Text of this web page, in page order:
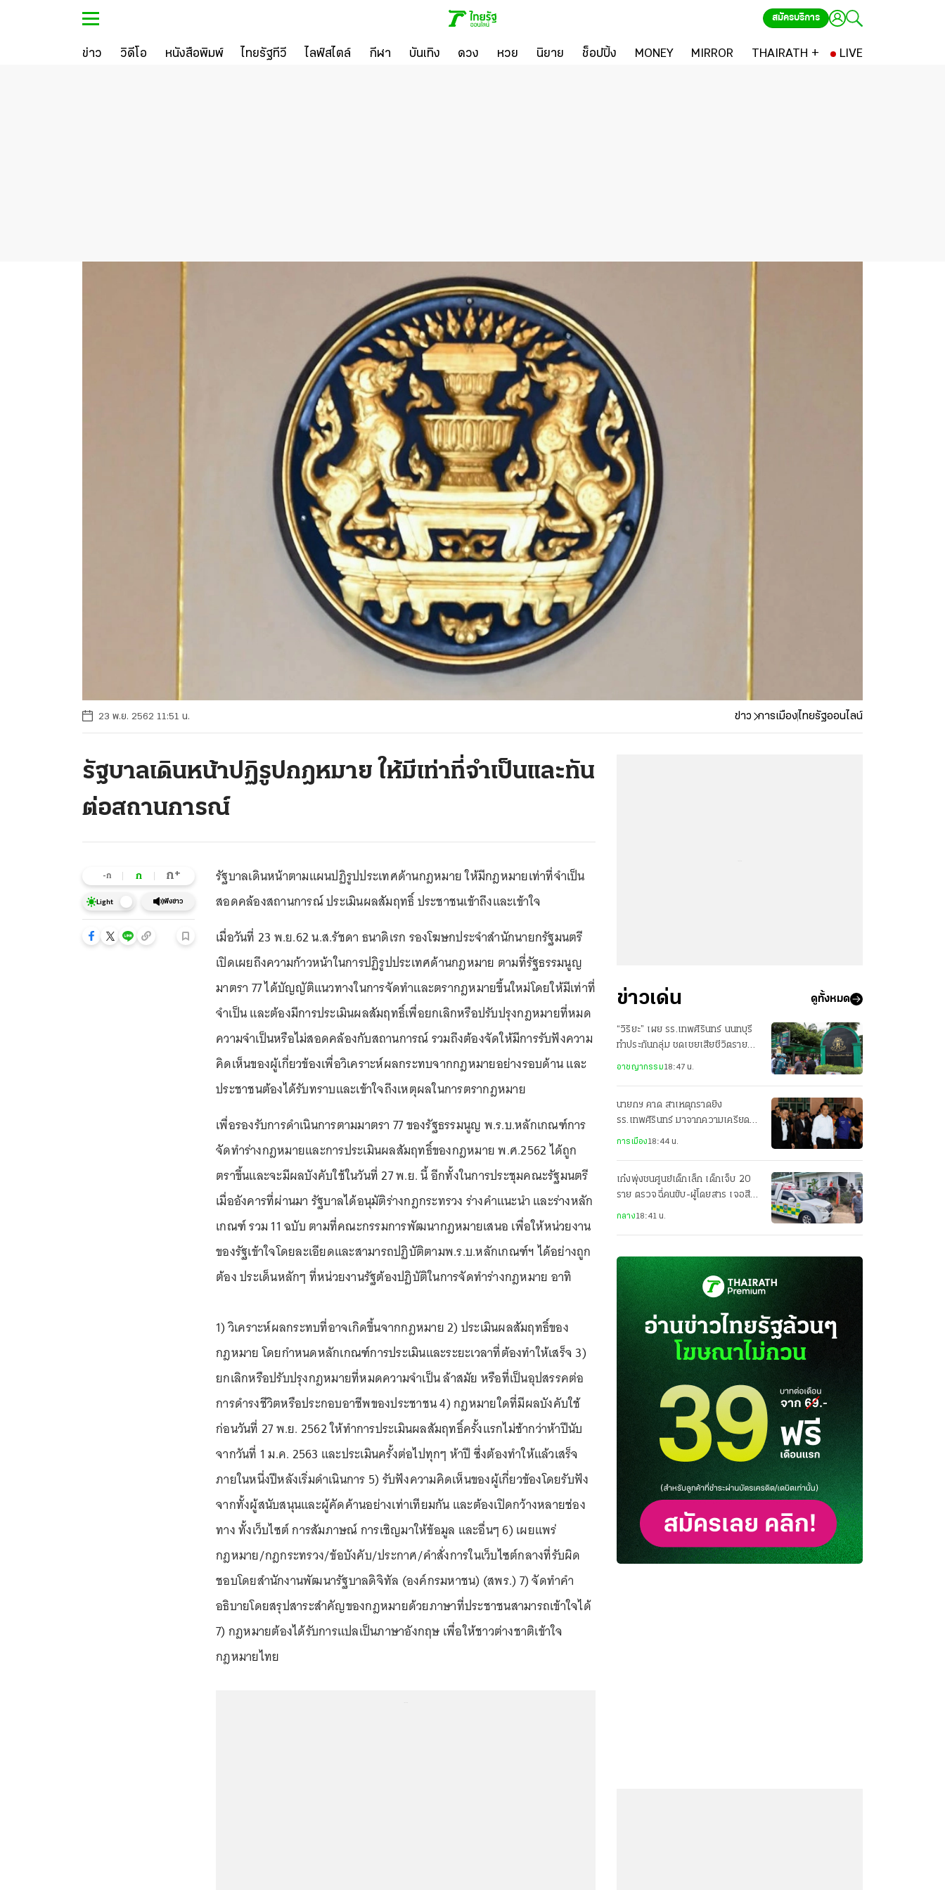
สมัครบริการ
ข่าว วิดีโอ หนังสือพิมพ์ ไทยรัฐทีวี ไลฟ์สไตล์ กีฬา บันเทิง ดวง หวย นิยาย ช็อปปิ้ง MONEY MIRROR THAIRATH + LIVE
23 พ.ย. 2562 11:51 น. ข่าว การเมืองไทยรัฐออนไลน์
รัฐบาลเดินหน้าปฏิรูปกฎหมาย ให้มีเท่าที่จำเป็นและทัน
ต่อสถานการณ์
-ก ก ก+
Light ฟังข่าว
รัฐบาลเดินหน้าตามแผนปฏิรูปประเทศด้านกฎหมาย ให้มีกฎหมายเท่าที่จำเป็น
สอดคล้องสถานการณ์ ประเมินผลสัมฤทธิ์ ประชาชนเข้าถึงและเข้าใจ
เมื่อวันที่ 23 พ.ย.62 น.ส.รัชดา ธนาดิเรก รองโฆษกประจำสำนักนายกรัฐมนตรี
เปิดเผยถึงความก้าวหน้าในการปฏิรูปประเทศด้านกฎหมาย ตามที่รัฐธรรมนูญ
มาตรา 77 ได้บัญญัติแนวทางในการจัดทำและตรากฎหมายขึ้นใหม่โดยให้มีเท่าที่
จำเป็น และต้องมีการประเมินผลสัมฤทธิ์เพื่อยกเลิกหรือปรับปรุงกฎหมายที่หมด
ความจำเป็นหรือไม่สอดคล้องกับสถานการณ์ รวมถึงต้องจัดให้มีการรับฟังความ
คิดเห็นของผู้เกี่ยวข้องเพื่อวิเคราะห์ผลกระทบจากกฎหมายอย่างรอบด้าน และ
ประชาชนต้องได้รับทราบและเข้าใจถึงเหตุผลในการตรากฎหมาย
เพื่อรองรับการดำเนินการตามมาตรา 77 ของรัฐธรรมนูญ พ.ร.บ.หลักเกณฑ์การ
จัดทำร่างกฎหมายและการประเมินผลสัมฤทธิ์ของกฎหมาย พ.ศ.2562 ได้ถูก
ตราขึ้นและจะมีผลบังคับใช้ในวันที่ 27 พ.ย. นี้ อีกทั้งในการประชุมคณะรัฐมนตรี
เมื่ออังคารที่ผ่านมา รัฐบาลได้อนุมัติร่างกฎกระทรวง ร่างคำแนะนำ และร่างหลัก
เกณฑ์ รวม 11 ฉบับ ตามที่คณะกรรมการพัฒนากฎหมายเสนอ เพื่อให้หน่วยงาน
ของรัฐเข้าใจโดยละเอียดและสามารถปฏิบัติตามพ.ร.บ.หลักเกณฑ์ฯ ได้อย่างถูก
ต้อง ประเด็นหลักๆ ที่หน่วยงานรัฐต้องปฏิบัติในการจัดทำร่างกฎหมาย อาทิ
1) วิเคราะห์ผลกระทบที่อาจเกิดขึ้นจากกฎหมาย 2) ประเมินผลสัมฤทธิ์ของ
กฎหมาย โดยกำหนดหลักเกณฑ์การประเมินและระยะเวลาที่ต้องทำให้เสร็จ 3)
ยกเลิกหรือปรับปรุงกฎหมายที่หมดความจำเป็น ล้าสมัย หรือที่เป็นอุปสรรคต่อ
การดำรงชีวิตหรือประกอบอาชีพของประชาชน 4) กฎหมายใดที่มีผลบังคับใช้
ก่อนวันที่ 27 พ.ย. 2562 ให้ทำการประเมินผลสัมฤทธิ์ครั้งแรกไม่ช้ากว่าห้าปีนับ
จากวันที่ 1 ม.ค. 2563 และประเมินครั้งต่อไปทุกๆ ห้าปี ซึ่งต้องทำให้แล้วเสร็จ
ภายในหนี่งปีหลังเริ่มดำเนินการ 5) รับฟังความคิดเห็นของผู้เกี่ยวข้องโดยรับฟัง
จากทั้งผู้สนับสนุนและผู้คัดค้านอย่างเท่าเทียมกัน และต้องเปิดกว้างหลายช่อง
ทาง ทั้งเว็บไซต์ การสัมภาษณ์ การเชิญมาให้ข้อมูล และอื่นๆ 6) เผยแพร่
กฎหมาย/กฎกระทรวง/ข้อบังคับ/ประกาศ/คำสั่งการในเว็บไซต์กลางที่รับผิด
ชอบโดยสำนักงานพัฒนารัฐบาลดิจิทัล (องค์กรมหาชน) (สพร.) 7) จัดทำคำ
อธิบายโดยสรุปสาระสำคัญของกฎหมายด้วยภาษาที่ประชาชนสามารถเข้าใจได้
7) กฎหมายต้องได้รับการแปลเป็นภาษาอังกฤษ เพื่อให้ชาวต่างชาติเข้าใจ
กฎหมายไทย
ข่าวเด่น ดูทั้งหมด
“วิริยะ” เผย รร.เทพศิรินทร์ นนทบุรี
ทำประกันกลุ่ม ชดเชยเสียชีวิตรายละ
อาชญากรรม18:47 น.
นายกฯ คาด สาเหตุกราดยิง
รร.เทพศิรินทร์ มาจากความเครียด
ถูกกดดันเรื่องเรียน
การเมือง18:44 น.
เก๋งพุ่งชนศูนย์เด็กเล็ก เด็กเจ็บ 20
ราย ตรวจฉี่คนขับ-ผู้โดยสาร เจอสี
กลาง18:41 น.